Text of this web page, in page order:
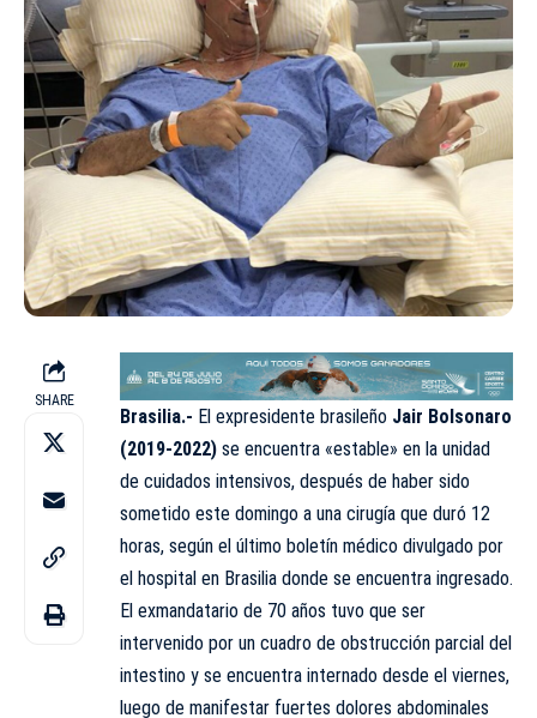
SHARE
Brasilia.- El expresidente brasileño Jair Bolsonaro
(2019-2022) se encuentra «estable» en la unidad
de cuidados intensivos, después de haber sido
sometido este domingo a una cirugía que duró 12
horas, según el último boletín médico divulgado por
el hospital en Brasilia donde se encuentra ingresado.
El exmandatario de 70 años tuvo que ser
intervenido por un cuadro de obstrucción parcial del
intestino y se encuentra internado desde el viernes,
luego de manifestar fuertes dolores abdominales